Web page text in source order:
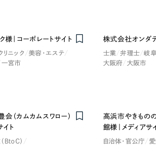
取り組み
レッド・赤色
様｜コーポレートサイト
リニック
美容・エステ
一宮市
株式会社オンダ
士業 弁理士 岐
大阪府
大阪市
（カムカムスワロー）
イト
BtoC）
Nominee
高浜市やきもの
館様｜メディアサ
自治体・官公庁